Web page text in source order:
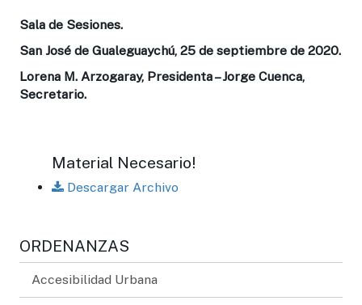
Sala de Sesiones.
San José de Gualeguaychú, 25 de septiembre de 2020.
Lorena M. Arzogaray, Presidenta – Jorge Cuenca,
Secretario.
Material Necesario!
Descargar Archivo
ORDENANZAS
Accesibilidad Urbana